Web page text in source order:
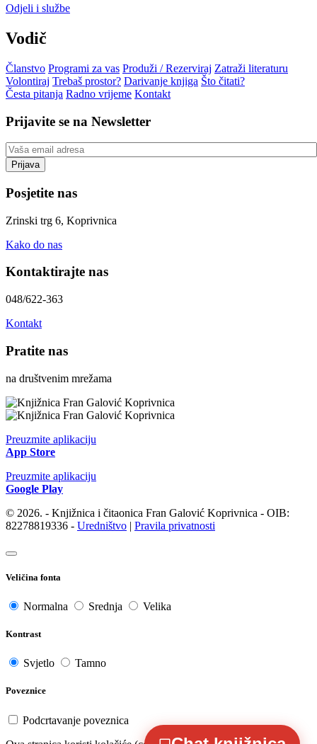
Odjeli i službe
Vodič
Članstvo Programi za vas Produži / Rezerviraj Zatraži literaturu
Volontiraj Trebaš prostor? Darivanje knjiga Što čitati?
Česta pitanja Radno vrijeme Kontakt
Prijavite se na Newsletter
Posjetite nas
Zrinski trg 6, Koprivnica
Kako do nas
Kontaktirajte nas
048/622-363
Kontakt
Pratite nas
na društvenim mrežama
Preuzmite aplikaciju
App Store
Preuzmite aplikaciju
Google Play
© 2026. - Knjižnica i čitaonica Fran Galović Koprivnica - OIB:
82278819336 - Uredništvo | Pravila privatnosti
Veličina fonta
Normalna Srednja Velika
Kontrast
Svjetlo Tamno
Poveznice
Podcrtavanje poveznica